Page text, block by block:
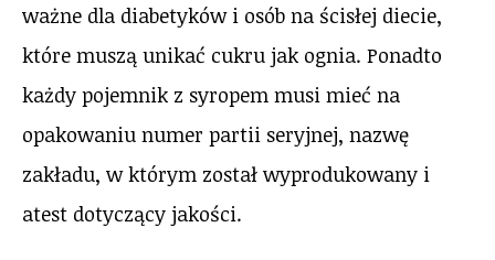
ważne dla diabetyków i osób na ścisłej diecie,
które muszą unikać cukru jak ognia. Ponadto
każdy pojemnik z syropem musi mieć na
opakowaniu numer partii seryjnej, nazwę
zakładu, w którym został wyprodukowany i
atest dotyczący jakości.